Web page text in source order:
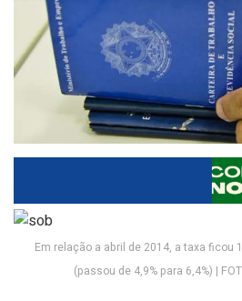
Em relação a abril de 2014, a taxa ficou
(passou de 4,9% para 6,4%) |